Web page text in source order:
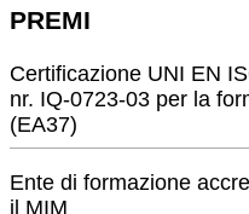
PREMI
Certificazione UNI EN
nr. IQ-0723-03 per la
(EA37)
Ente di formazione
il MIM